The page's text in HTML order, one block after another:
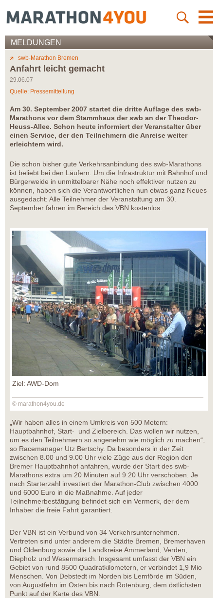
MELDUNGEN
swb-Marathon Bremen
Anfahrt leicht gemacht
29.06.07
Quelle: Pressemitteilung
Am 30. September 2007 startet die dritte Auflage des swb-
Marathons vor dem Stammhaus der swb an der Theodor-
Heuss-Allee. Schon heute informiert der Veranstalter über
einen Service, der den Teilnehmern die Anreise weiter
erleichtern wird.
Die schon bisher gute Verkehrsanbindung des swb-Marathons
ist beliebt bei den Läufern. Um die Infrastruktur mit Bahnhof und
Bürgerweide in unmittelbarer Nähe noch effektiver nutzen zu
können, haben sich die Verantwortlichen nun etwas ganz Neues
ausgedacht: Alle Teilnehmer der Veranstaltung am 30.
September fahren im Bereich des VBN kostenlos.
Ziel: AWD-Dom
© marathon4you.de
„Wir haben alles in einem Umkreis von 500 Metern:
Hauptbahnhof, Start- und Zielbereich. Das wollen wir nutzen,
um es den Teilnehmern so angenehm wie möglich zu machen“,
so Racemanager Utz Bertschy. Da besonders in der Zeit
zwischen 8.00 und 9.00 Uhr viele Züge aus der Region den
Bremer Hauptbahnhof anfahren, wurde der Start des swb-
Marathons extra um 20 Minuten auf 9.20 Uhr verschoben. Je
nach Starterzahl investiert der Marathon-Club zwischen 4000
und 6000 Euro in die Maßnahme. Auf jeder
Teilnehmerbestätigung befindet sich ein Vermerk, der dem
Inhaber die freie Fahrt garantiert.
Der VBN ist ein Verbund von 34 Verkehrsunternehmen.
Vertreten sind unter anderem die Städte Bremen, Bremerhaven
und Oldenburg sowie die Landkreise Ammerland, Verden,
Diepholz und Wesermarsch. Insgesamt umfasst der VBN ein
Gebiet von rund 8500 Quadratkilometern, er verbindet 1,9 Mio
Menschen. Von Debstedt im Norden bis Lemförde im Süden,
von Augustfehn im Osten bis nach Rotenburg, dem östlichsten
Punkt auf der Karte des VBN.